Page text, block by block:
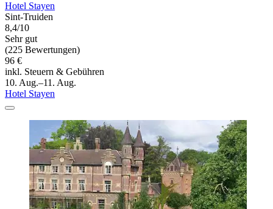
Hotel Stayen
Sint-Truiden
8,4/10
Sehr gut
(225 Bewertungen)
96 €
inkl. Steuern & Gebühren
10. Aug.–11. Aug.
Hotel Stayen